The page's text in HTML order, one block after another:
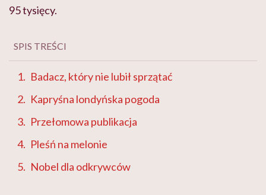
95 tysięcy.
SPIS TREŚCI
Badacz, który nie lubił sprzątać
Kapryśna londyńska pogoda
Przełomowa publikacja
Pleśń na melonie
Nobel dla odkrywców